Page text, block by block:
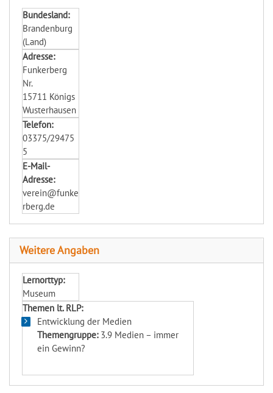
Bundesland:
Brandenburg
(Land)
Adresse:
Funkerberg
Nr.
15711 Königs
Wusterhausen
Telefon:
03375/29475
5
E-Mail-
Adresse:
verein@funke
rberg.de
Weitere Angaben
Lernorttyp:
Museum
Themen lt. RLP:
Entwicklung der Medien
Themengruppe: 3.9 Medien – immer
ein Gewinn?